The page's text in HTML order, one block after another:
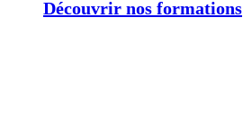
Découvrir nos formations